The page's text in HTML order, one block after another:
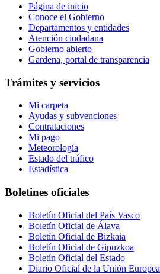
Página de inicio
Conoce el Gobierno
Departamentos y entidades
Atención ciudadana
Gobierno abierto
Gardena, portal de transparencia
Trámites y servicios
Mi carpeta
Ayudas y subvenciones
Contrataciones
Mi pago
Meteorología
Estado del tráfico
Estadística
Boletines oficiales
Boletín Oficial del País Vasco
Boletín Oficial de Álava
Boletín Oficial de Bizkaia
Boletín Oficial de Gipuzkoa
Boletín Oficial del Estado
Diario Oficial de la Unión Europea